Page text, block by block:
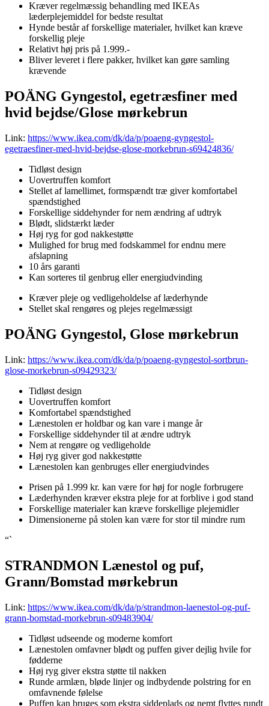
Kræver regelmæssig behandling med IKEAs
læderplejemiddel for bedste resultat
Hynde består af forskellige materialer, hvilket kan kræve
forskellig pleje
Relativt høj pris på 1.999.-
Bliver leveret i flere pakker, hvilket kan gøre samling
krævende
POÄNG Gyngestol, egetræsfiner med
hvid bejdse/Glose mørkebrun
Link: https://www.ikea.com/dk/da/p/poaeng-gyngestol-
egetraesfiner-med-hvid-bejdse-glose-morkebrun-s69424836/
Tidløst design
Uovertruffen komfort
Stellet af lamellimet, formspændt træ giver komfortabel
spændstighed
Forskellige siddehynder for nem ændring af udtryk
Blødt, slidstærkt læder
Høj ryg for god nakkestøtte
Mulighed for brug med fodskammel for endnu mere
afslapning
10 års garanti
Kan sorteres til genbrug eller energiudvinding
Kræver pleje og vedligeholdelse af læderhynde
Stellet skal rengøres og plejes regelmæssigt
POÄNG Gyngestol, Glose mørkebrun
Link: https://www.ikea.com/dk/da/p/poaeng-gyngestol-sortbrun-
glose-morkebrun-s09429323/
Tidløst design
Uovertruffen komfort
Komfortabel spændstighed
Lænestolen er holdbar og kan vare i mange år
Forskellige siddehynder til at ændre udtryk
Nem at rengøre og vedligeholde
Høj ryg giver god nakkestøtte
Lænestolen kan genbruges eller energiudvindes
Prisen på 1.999 kr. kan være for høj for nogle forbrugere
Læderhynden kræver ekstra pleje for at forblive i god stand
Forskellige materialer kan kræve forskellige plejemidler
Dimensionerne på stolen kan være for stor til mindre rum
“`
STRANDMON Lænestol og puf,
Grann/Bomstad mørkebrun
Link: https://www.ikea.com/dk/da/p/strandmon-laenestol-og-puf-
grann-bomstad-morkebrun-s09483904/
Tidløst udseende og moderne komfort
Lænestolen omfavner blødt og puffen giver dejlig hvile for
fødderne
Høj ryg giver ekstra støtte til nakken
Runde armlæn, bløde linjer og indbydende polstring for en
omfavnende følelse
Puffen kan bruges som ekstra siddeplads og nemt flyttes rundt